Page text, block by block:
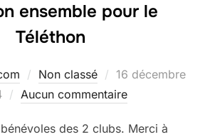
ensemble pour le
Téléthon
Non classé
Publié
le
16 décembre
Aucun commentaire
des 2 clubs. Merci à